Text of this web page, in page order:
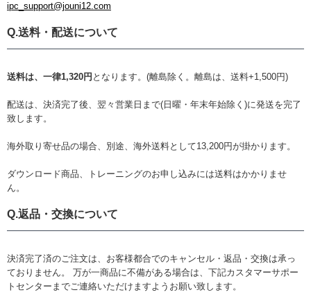
ipc_support@jouni12.com
Q.送料・配送について
送料は、一律1,320円 となります。(離島除く。離島は、送料+1,500円)
配送は、決済完了後、翌々営業日まで(日曜・年末年始除く)に発送を完了
致します。
海外取り寄せ品の場合、別途、海外送料として13,200円が掛かります。
ダウンロード商品、トレーニングのお申し込みには送料はかかりませ
ん。
Q.返品・交換について
決済完了済のご注文は、お客様都合でのキャンセル・返品・交換は承っ
ておりません。 万が一商品に不備がある場合は、下記カスタマーサポー
トセンターまでご連絡いただけますようお願い致します。